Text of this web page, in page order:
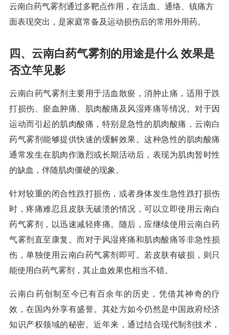
云南白药气雾剂通过多靶点作用，在活血、通络、镇痛方
面表现突出，是家庭常备及运动损伤后的常用外用药。
四、云南白药气雾剂的用途是什么 效果是
否立竿见影
云南白药气雾剂主要用于活血散瘀，消肿止痛，适用于跌
打损伤、瘀血肿痛、肌肉酸痛及风湿疼痛等情况。对于因
运动而引起的肌肉酸痛，特别是急性的肌肉酸痛，云南白
药气雾剂能够提供快速的缓解效果。这种急性的肌肉酸痛
通常发生在肌肉作激烈或长期活动后，表现为肌肉暂时性
的缺血，伴随肌肉僵硬的现象。
针对较重的闭合性跌打损伤，或者身体发生急性跌打损伤
时，疼痛难忍且皮肤无破溃的情况，可以立即使用云南白
药气雾剂，以迅速减轻疼痛。随后，应继续使用云南白药
气雾剂直至康复。而对于风湿疼痛和肌肉酸痛等非急性损
伤，单独使用云南白药气雾剂即可。若皮肤有破损，则只
能使用白药气雾剂，其止血效果也相当不错。
云南白药创制至今已有百余年的历史，凭借其神奇的疗
效，在国内外享有盛誉。其处方如今仍然是中国政府经济
知识产权领域的秘密。近年来，通过结合现代制剂技术，